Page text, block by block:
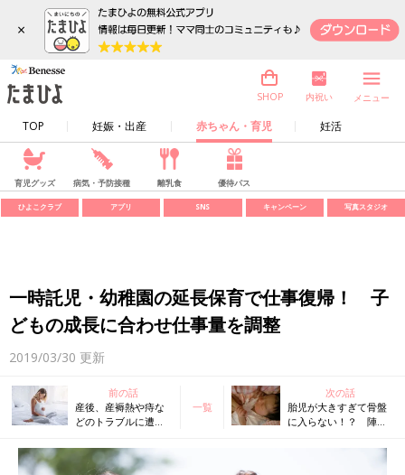
×
TOP 妊娠・出産 赤ちゃん・育児 妊活
SHOP 内祝い メニュー
育児グッズ 病気・予防接種 離乳食 優待パス
ひよこクラブ アプリ SNS キャンペーン 写真スタジオ
一時託児・幼稚園の延長保育で仕事復帰！ 子
どもの成長に合わせ仕事量を調整
2019/03/30 更新
前の話
産後、産褥熱や痔な
どのトラブルに遭
ョン”は強い味方！
一覧
次の話
胎児が大きすぎて骨盤
に入らない！？ 陣痛